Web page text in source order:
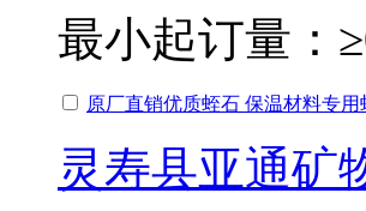
最小起订量：
原厂直销优质蛭石 保温材料专用
灵寿县亚通矿